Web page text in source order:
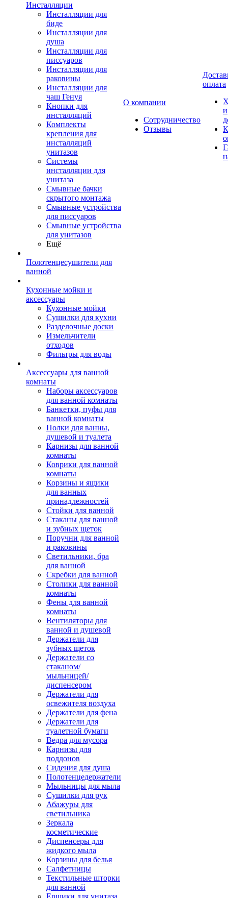
Инсталляции
Инсталляции для
биде
Инсталляции для
душа
Инсталляции для
писсуаров
Инсталляции для
раковины
Инсталляции для
чаш Генуя
Кнопки для
инсталляций
Комплекты
крепления для
инсталляций
унитазов
Системы
инсталляции для
унитаза
Смывные бачки
скрытого монтажа
Смывные устройства
для писсуаров
Смывные устройства
для унитазов
Ещё
Полотенцесушители для
ванной
Кухонные мойки и
аксессуары
Кухонные мойки
Сушилки для кухни
Разделочные доски
Измельчители
отходов
Фильтры для воды
Аксессуары для ванной
комнаты
Наборы аксессуаров
для ванной комнаты
Банкетки, пуфы для
ванной комнаты
Полки для ванны,
душевой и туалета
Карнизы для ванной
комнаты
Коврики для ванной
комнаты
Корзины и ящики
для ванных
принадлежностей
Стойки для ванной
Стаканы для ванной
и зубных щеток
Поручни для ванной
и раковины
Светильники, бра
для ванной
Скребки для ванной
Столики для ванной
комнаты
Фены для ванной
комнаты
Вентиляторы для
ванной и душевой
Держатели для
зубных щеток
Держатели со
стаканом/
мыльницей/
диспенсером
Держатели для
освежителя воздуха
Держатели для фена
Держатели для
туалетной бумаги
Ведра для мусора
Карнизы для
поддонов
Сидения для душа
Полотенцедержатели
Мыльницы для мыла
Сушилки для рук
Абажуры для
светильника
Зеркала
косметические
Диспенсеры для
жидкого мыла
Корзины для белья
Салфетницы
Текстильные шторки
для ванной
Ершики для унитаза
О компании
Сотрудничество
Отзывы
оплата
и